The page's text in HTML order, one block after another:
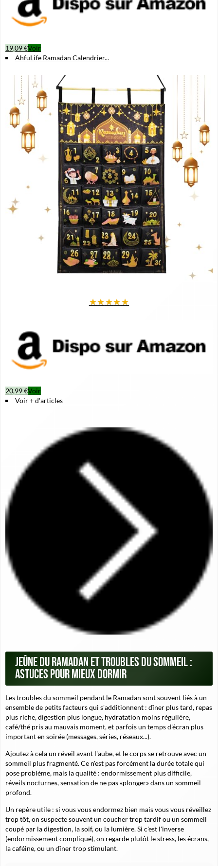
19,09 €Voir
AhfuLife Ramadan Calendrier...
★★★★★
20,99 €Voir
Voir + d'articles
Jeûne du ramadan et troubles du sommeil :
astuces pour mieux dormir
Les troubles du sommeil pendant le Ramadan sont souvent liés à un
ensemble de petits facteurs qui s'additionnent : dîner plus tard, repas
plus riche, digestion plus longue, hydratation moins régulière,
café/thé pris au mauvais moment, et parfois un temps d'écran plus
important en soirée (messages, séries, réseaux...).
Ajoutez à cela un réveil avant l'aube, et le corps se retrouve avec un
sommeil plus fragmenté.Ce n'est pas forcément la durée totale qui
pose problème, mais la qualité : endormissement plus difficile,
réveils nocturnes, sensation de ne pas «plonger» dans un sommeil
profond.
Un repère utile : si vous vous endormez bien mais vous vous réveillez
trop tôt, on suspecte souvent un coucher trop tardif ou un sommeil
coupé par la digestion, la soif, ou la lumière. Si c'est l'inverse
(endormissement compliqué), on regarde plutôt le stress, les écrans,
la caféine, ou un dîner trop stimulant.